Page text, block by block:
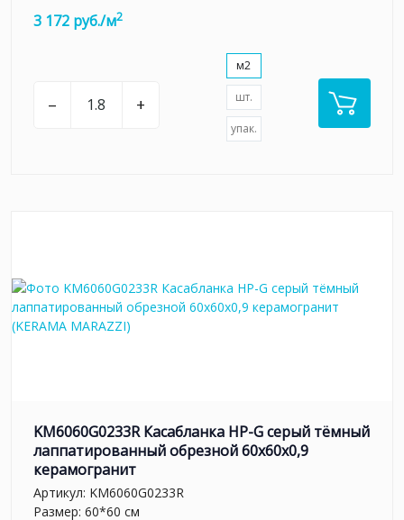
3 172 руб./м2
– +
м2
шт.
упак.
KM6060G0233R Касабланка HP-G серый тёмный
лаппатированный обрезной 60x60x0,9
керамогранит
Артикул: KM6060G0233R
Размер: 60*60 см